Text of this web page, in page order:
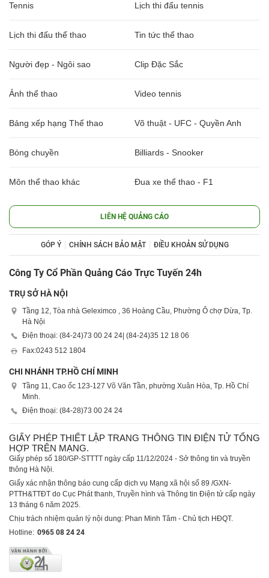
Tennis Lịch thi đấu tennis
Lịch thi đấu thể thao Tin tức thể thao
Người đẹp - Ngôi sao Clip Đặc Sắc
Ảnh thể thao Video tennis
Bảng xếp hạng Thể thao Võ thuật - UFC - Quyền Anh
Bóng chuyền Billiards - Snooker
Môn thể thao khác Đua xe thể thao - F1
LIÊN HỆ QUẢNG CÁO
GÓP Ý CHÍNH SÁCH BẢO MẬT ĐIỀU KHOẢN SỬ DỤNG
Công Ty Cổ Phần Quảng Cáo Trực Tuyến 24h
TRỤ SỞ HÀ NỘI
Tầng 12, Tòa nhà Geleximco , 36 Hoàng Cầu, Phường Ô chợ Dừa, Tp.
Hà Nội
Điện thoại: (84-24)73 00 24 24 | (84-24)35 12 18 06
Fax:0243 512 1804
CHI NHÁNH TP.HỒ CHÍ MINH
Tầng 11, Cao ốc 123-127 Võ Văn Tần, phường Xuân Hòa, Tp. Hồ Chí
Minh.
Điện thoại: (84-28)73 00 24 24
GIẤY PHÉP THIẾT LẬP TRANG THÔNG TIN ĐIỆN TỬ TỔNG
HỢP TRÊN MẠNG.
Giấy phép số 180/GP-STTTT ngày cấp 11/12/2024 - Sở thông tin và truyền
thông Hà Nội.
Giấy xác nhận thông báo cung cấp dịch vụ Mạng xã hội số 89 /GXN-
PTTH&TTĐT do Cục Phát thanh, Truyền hình và Thông tin Điện tử cấp ngày
13 tháng 6 năm 2025.
Chịu trách nhiệm quản lý nội dung: Phan Minh Tâm - Chủ tịch HĐQT.
Hotline: 0965 08 24 24